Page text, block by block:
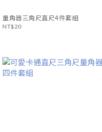
量角器三角尺直尺4件套組
NT$20